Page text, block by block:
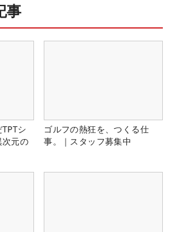
事
シ
次元の
ゴルフの熱狂を、つくる仕
事。｜スタッフ募集中